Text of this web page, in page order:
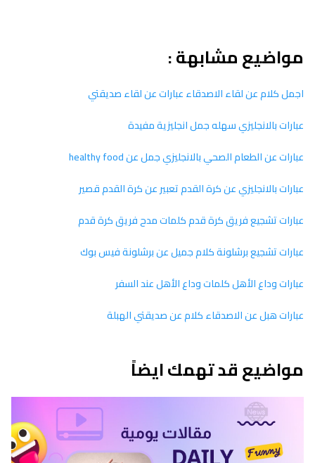
مواضيع مشابهة :
اجمل كلام عن لقاء الاصدقاء عبارات عن لقاء صديقتي
عبارات بالانجليزي سهله جمل انجليزية مفيدة
عبارات عن الطعام الصحي بالانجليزي جمل عن healthy food
عبارات بالانجليزي عن كرة القدم تعبير عن كرة القدم قصير
عبارات تشجيع فريق كرة قدم كلمات مدح فريق كرة قدم
عبارات تشجيع برشلونة كلام جميل عن برشلونة فيس بوك
عبارات وداع الأهل كلمات وداع الأهل عند السفر
عبارات هبل عن الاصدقاء كلام عن صديقتي الهبلة
مواضيع قد تهمك ايضاً